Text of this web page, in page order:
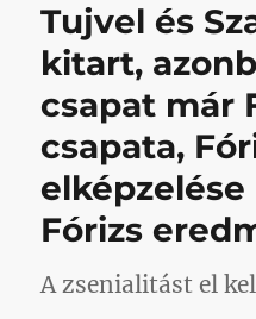
Tujvel és
kitart,
csapat már
csapata,
Fórizs
A zsenialitást el